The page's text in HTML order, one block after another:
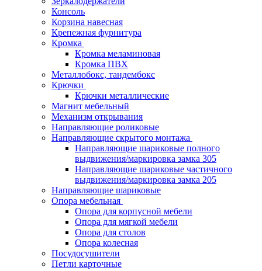
Консоль
Корзина навесная
Крепежная фурнитура
Кромка
Кромка меламиновая
Кромка ПВХ
Металлобокс, тандембокс
Крючки
Крючки металлические
Магнит мебельный
Механизм открывания
Направляющие роликовые
Направляющие скрытого монтажа
Направляющие шариковые полного
выдвижения/маркировка замка 305
Направляющие шариковые частичного
выдвижения/маркировка замка 205
Направляющие шариковые
Опора мебельная
Опора для корпусной мебели
Опора для мягкой мебели
Опора для столов
Опора колесная
Посудосушители
Петли карточные